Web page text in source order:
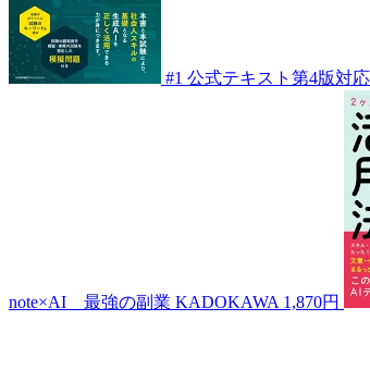
#1 公式テキスト第4版対
note×AI 最強の副業 KADOKAWA 1,870円